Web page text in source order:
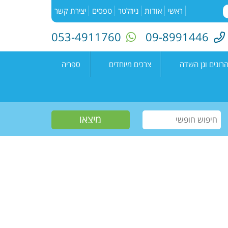
ראשי אודות ניוזלטר טפסים יצירת קשר
09-8991446
053-4911760
וגן השדה
קדימה צורן
צרכים מיוחדים
עמיתים
שווים צעירים
חוגים למיוחדים
ספריה
קטלוג הספריה
הזמנת ספרים
יוצרים מקומיים